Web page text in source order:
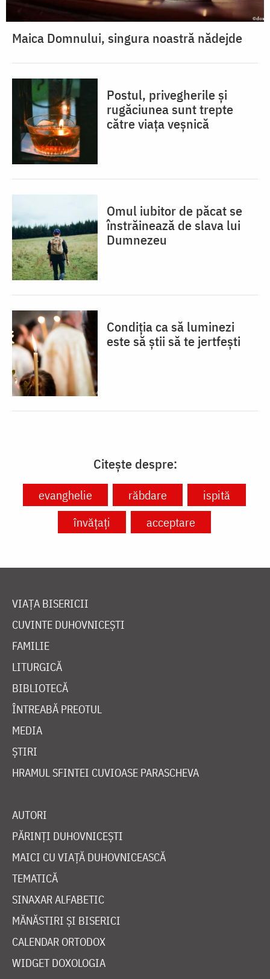
Maica Domnului, singura noastră nădejde
Postul, privegherile și
rugăciunea sunt trepte
către viața veșnică
Omul iubitor de păcat se
înstrăinează de slava lui
Dumnezeu
Condiția ca să luminezi
este să știi să te jertfești
Citește despre:
evanghelie răbdare
ispită
învățați
acceptare
VIAȚA BISERICII
CUVINTE DUHOVNICEȘTI
FAMILIE
LITURGICĂ
BIBLIOTECĂ
ÎNTREABĂ PREOTUL
MEDIA
ȘTIRI
HRAMUL SFINTEI CUVIOASE PARASCHEVA
AUTORI
PĂRINȚI DUHOVNICEȘTI
MAICI CU VIAȚĂ DUHOVNICEASCĂ
TEMATICĂ
SINAXAR ALFABETIC
MĂNĂSTIRI ȘI BISERICI
CALENDAR ORTODOX
WIDGET DOXOLOGIA